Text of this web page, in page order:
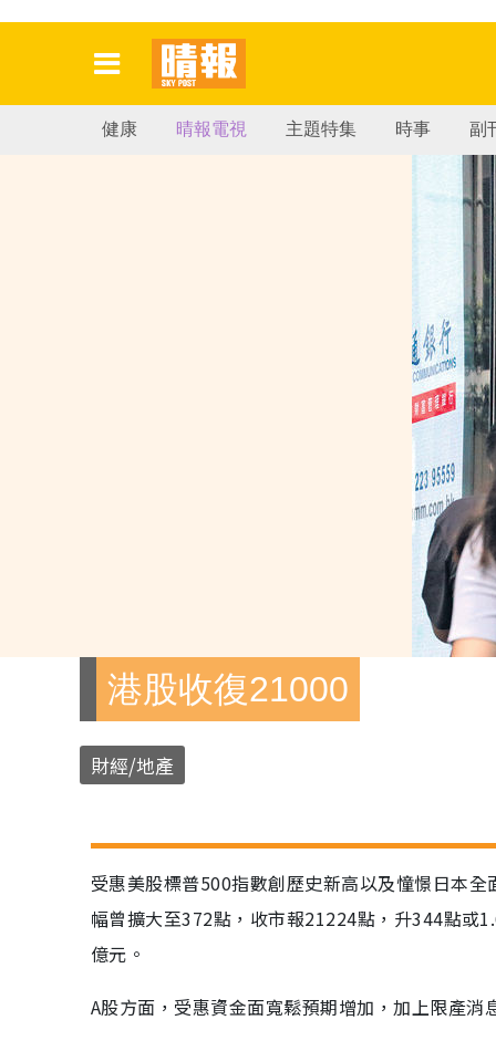
健康 晴報電視 主題特集 時事 副
港股收復21000
財經/地產
受惠美股標普500指數創歷史新高以及憧憬日本
幅曾擴大至372點，收市報21224點，升344點或
億元。
A股方面，受惠資金面寬鬆預期增加，加上限產